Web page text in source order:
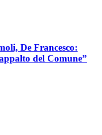
De Francesco:
del Comune”